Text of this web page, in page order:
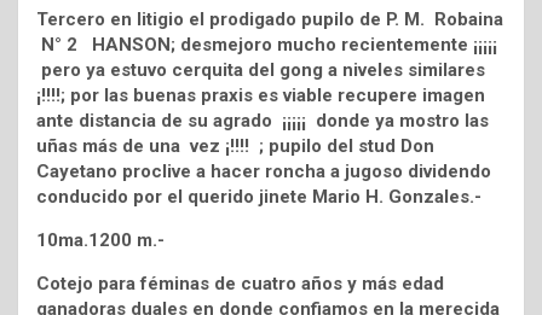
Tercero en litigio el prodigado pupilo de P. M. Robaina
N° 2 HANSON; desmejoro mucho recientemente ¡¡¡¡¡
pero ya estuvo cerquita del gong a niveles similares
¡!!!!; por las buenas praxis es viable recupere imagen
ante distancia de su agrado ¡¡¡¡¡ donde ya mostro las
uñas más de una vez ¡!!!! ; pupilo del stud Don
Cayetano proclive a hacer roncha a jugoso dividendo
conducido por el querido jinete Mario H. Gonzales.-
10ma.1200 m.-
Cotejo para féminas de cuatro años y más edad
ganadoras duales en donde confiamos en la merecida